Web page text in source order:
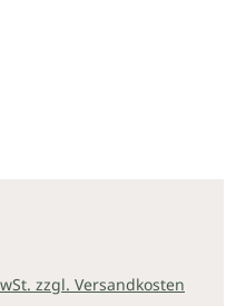
zzgl. Versandkosten